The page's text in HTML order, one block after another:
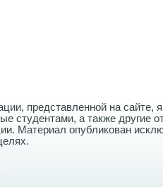
представленной на сайте,
студентами, а также другие
Материал опубликован